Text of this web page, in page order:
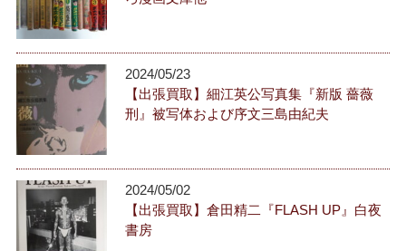
2024/05/23
【出張買取】細江英公写真集『新版 薔薇
刑』被写体および序文三島由紀夫
2024/05/02
【出張買取】倉田精二『FLASH UP』白夜
書房